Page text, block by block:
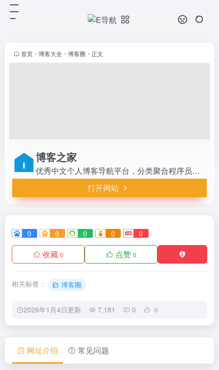
首页 • 博客大全 • 博客圈 • 正文
博客之家
优秀中文个人博客导航平台，分类聚合程序员、技术分享、网络安全、运维、旅游、文学等主题博客。提供最新博文推荐、资源分享、地域筛选和友情链接，全中文简洁界面，助力用户发现高质量独立内容，促进分享与阅读乐趣。
打开网站
0 0 0 0 0
收藏 0 点赞 0
相关标签： 博客圈
2026年1月4日更新 7,181 0 0
维、旅游、文学等主题博客。提供最
新博文推荐、资源分享、地域筛选和
友情链接，全中文简洁界面，助力
网址介绍 常见问题